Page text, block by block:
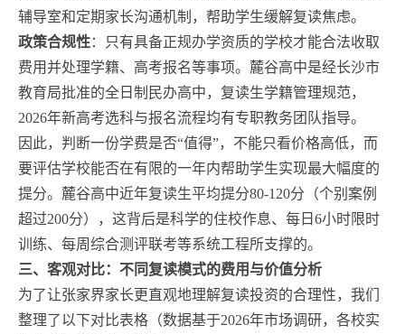
辅导室和定期家长沟通机制，帮助学生缓解复读焦虑。
政策合规性：只有具备正规办学资质的学校才能合法收取
费用并处理学籍、高考报名等事项。麓谷高中是经长沙市
教育局批准的全日制民办高中，复读生学籍管理规范，
2026年新高考选科与报名流程均有专职教务团队指导。
因此，判断一份学费是否“值得”，不能只看价格高低，而
要评估学校能否在有限的一年内帮助学生实现最大幅度的
提分。麓谷高中近年复读生平均提分80-120分（个别案例
超过200分），这背后是科学的住校作息、每日6小时限时
训练、每周综合测评联考等系统工程所支撑的。
三、客观对比：不同复读模式的费用与价值分析
为了让张家界家长更直观地理解复读投资的合理性，我们
整理了以下对比表格（数据基于2026年市场调研，各校实